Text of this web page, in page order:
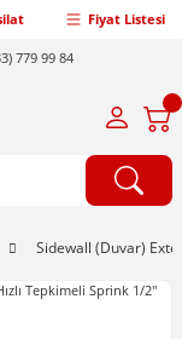
Fiyat Listesi
779 99 84
Sidewall (Duvar)